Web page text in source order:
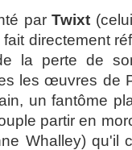
parTwixt
fait directement
la perte de
les œuvres de
un fantôme
partir en
Whalley) qu'il